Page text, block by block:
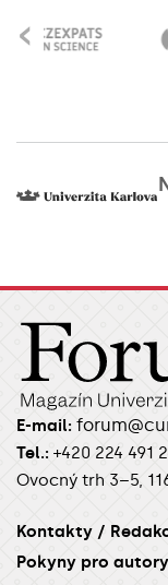
‹
E-mail:
Tel.: +420 224 491
Ovocný trh 3–5,
Kontakty /
Pokyny pro autory